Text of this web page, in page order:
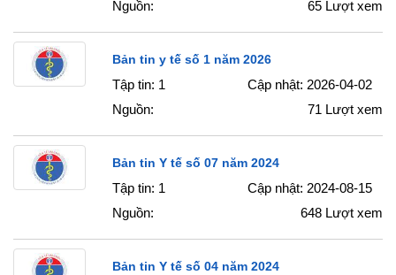
Nguồn:
65 Lượt xem
Bản tin y tế số 1 năm 2026
Tập tin: 1
Cập nhật: 2026-04-02
Nguồn:
71 Lượt xem
Bản tin Y tế số 07 năm 2024
Tập tin: 1
Cập nhật: 2024-08-15
Nguồn:
648 Lượt xem
Bản tin Y tế số 04 năm 2024